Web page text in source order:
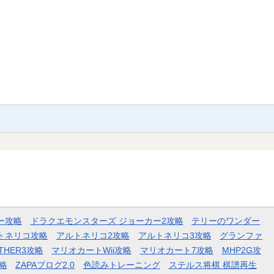
攻略 ドラクエモンスターズ ジョーカー2攻略
テリーのワンダー
ネリコ攻略
アルトネリコ2攻略 アルトネリコ3攻略
グランファ
攻略
マリオカートWii攻略 マリオカート7攻略
MHP2G攻
ZAPAブログ2.0 色読みトレーニング ステルス将棋 棋譜再生